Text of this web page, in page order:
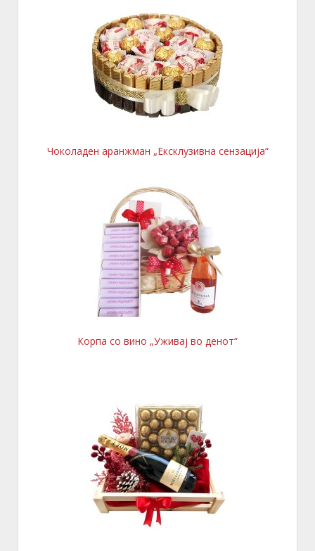
Чоколаден аранжман „Ексклузивна сензација“
Корпа со вино „Уживај во денот“